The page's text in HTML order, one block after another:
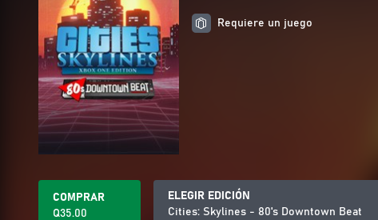
Requiere un juego
COMPRAR
Q35.00
ELEGIR EDICIÓN
Cities: Skylines - 80's Downtown Beat